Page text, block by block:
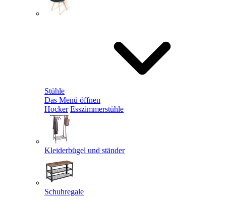
Stühle
Das Menü öffnen
Hocker Esszimmerstühle
Kleiderbügel und ständer
Schuhregale